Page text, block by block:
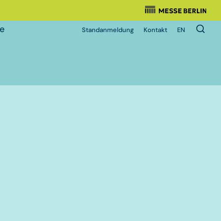
Veranstalter:
Standanmeldung Kontakt EN